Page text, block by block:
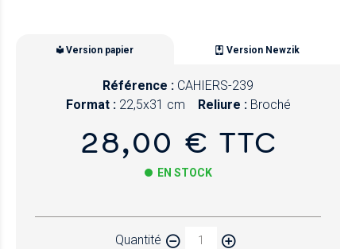
Version papier Version Newzik
Référence : CAHIERS-239
Format : 22,5x31 cm Reliure : Broché
28,00 € TTC
EN STOCK
Quantité